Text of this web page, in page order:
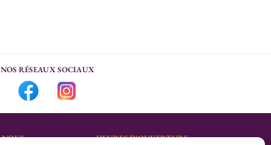
NOS RÉSEAUX SOCIAUX
HEURES D’OUVERTURE